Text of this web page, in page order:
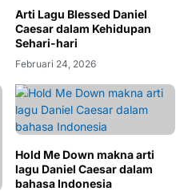
Arti Lagu Blessed Daniel
Caesar dalam Kehidupan
Sehari-hari
Februari 24, 2026
Hold Me Down makna arti
lagu Daniel Caesar dalam
bahasa Indonesia